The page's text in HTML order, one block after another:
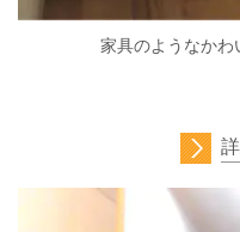
家具のようなかわ